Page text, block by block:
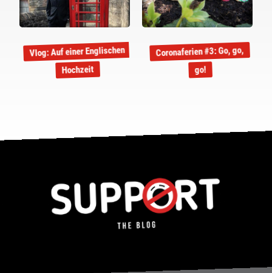
Vlog: Auf einer Englischen
Hochzeit
Coronaferien #3: Go, go,
go!